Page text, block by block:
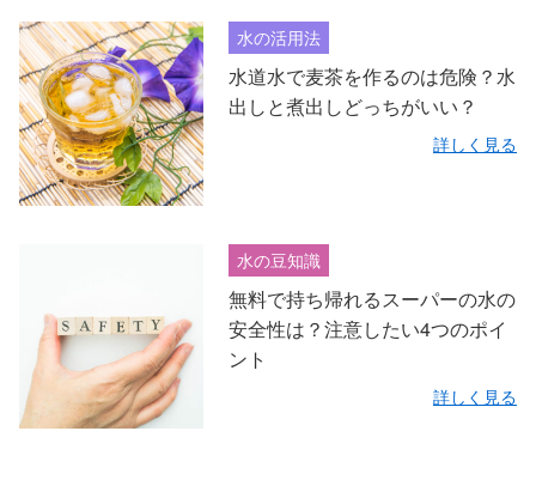
水の活用法
水道水で麦茶を作るのは危険？水
出しと煮出しどっちがいい？
詳しく見る
水の豆知識
無料で持ち帰れるスーパーの水の
安全性は？注意したい4つのポイ
ント
詳しく見る